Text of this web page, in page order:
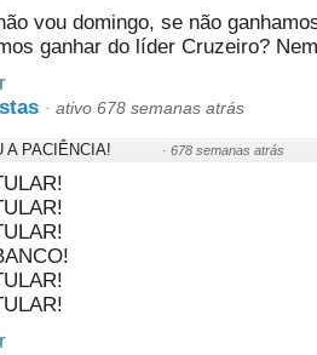
vou domingo, se não
ganhar do líder Cruzeiro?
· ativo 678 semanas atrás
A PACIÊNCIA! · 678 semanas atrás